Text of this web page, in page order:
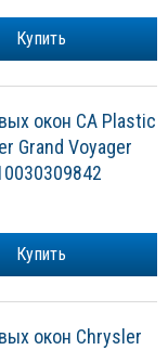
Купить
окон CA Plastic
Grand Voyager
Купить
окон Chrysler